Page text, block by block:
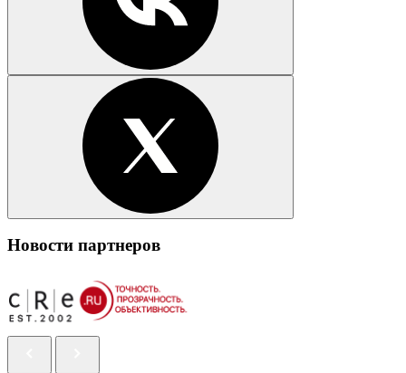
Новости партнеров